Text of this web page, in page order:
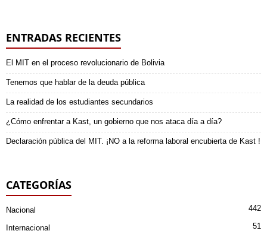
ENTRADAS RECIENTES
El MIT en el proceso revolucionario de Bolivia
Tenemos que hablar de la deuda pública
La realidad de los estudiantes secundarios
¿Cómo enfrentar a Kast, un gobierno que nos ataca día a día?
Declaración pública del MIT. ¡NO a la reforma laboral encubierta de Kast !
CATEGORÍAS
Nacional 442
Internacional 51